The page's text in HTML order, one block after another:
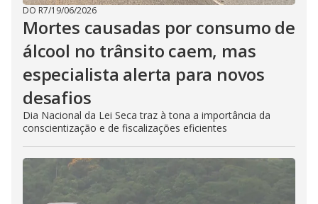
DO R7/19/06/2026
Mortes causadas por consumo de
álcool no trânsito caem, mas
especialista alerta para novos
desafios
Dia Nacional da Lei Seca traz à tona a importância da
conscientização e de fiscalizações eficientes